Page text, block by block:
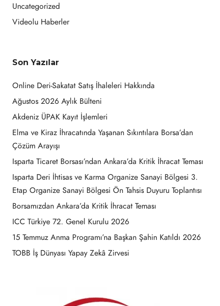
Uncategorized
Videolu Haberler
Son Yazılar
Online Deri-Sakatat Satış İhaleleri Hakkında
Ağustos 2026 Aylık Bülteni
Akdeniz ÜPAK Kayıt İşlemleri
Elma ve Kiraz İhracatında Yaşanan Sıkıntılara Borsa’dan
Çözüm Arayışı
Isparta Ticaret Borsası’ndan Ankara’da Kritik İhracat Teması
Isparta Deri İhtisas ve Karma Organize Sanayi Bölgesi 3.
Etap Organize Sanayi Bölgesi Ön Tahsis Duyuru Toplantısı
Borsamızdan Ankara’da Kritik İhracat Teması
ICC Türkiye 72. Genel Kurulu 2026
15 Temmuz Anma Programı’na Başkan Şahin Katıldı 2026
TOBB İş Dünyası Yapay Zekâ Zirvesi